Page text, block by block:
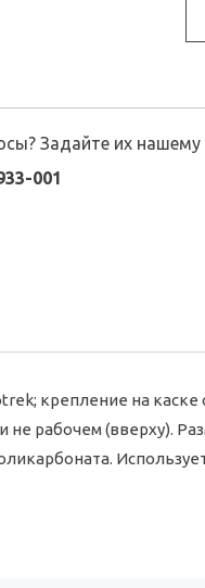
Задайте их
001
крепление на
рабочем (вверху).